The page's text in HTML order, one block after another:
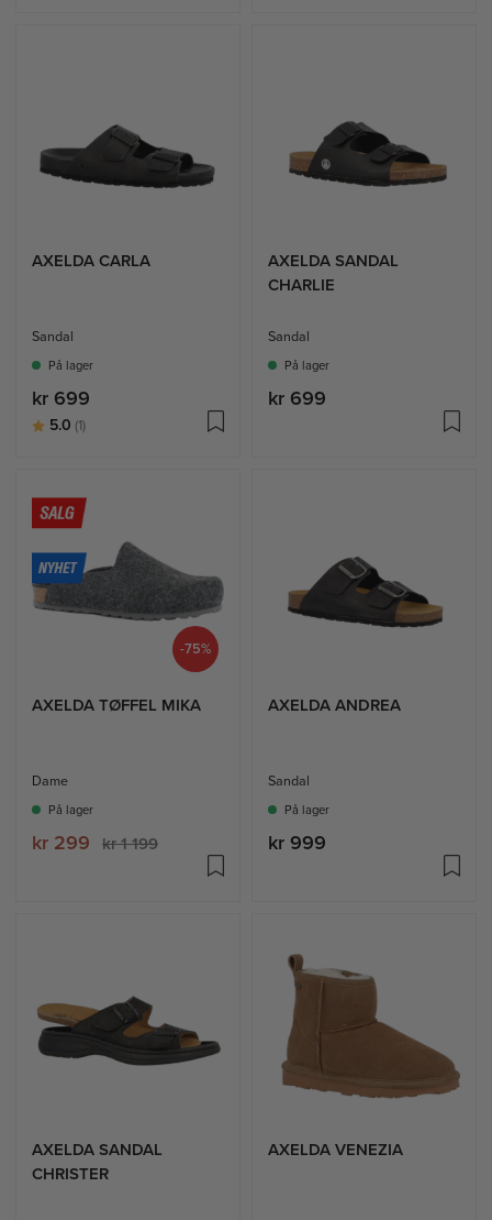
AXELDA CARLA
Sandal
På lager
kr 699
Karakter:
5.0 (1)av 5 mulige
AXELDA SANDAL
CHARLIE
Sandal
På lager
kr 699
-75%
AXELDA TØFFEL MIKA
Dame
På lager
kr 299 kr 1 199
AXELDA ANDREA
Sandal
På lager
kr 999
AXELDA SANDAL
CHRISTER
AXELDA VENEZIA